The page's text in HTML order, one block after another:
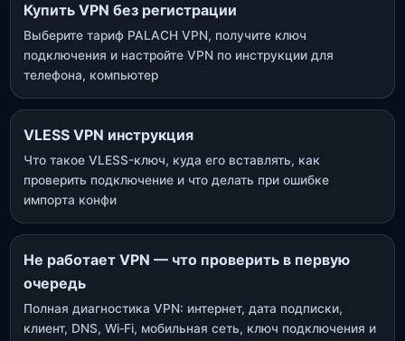
Купить VPN без регистрации
Выберите тариф PALACH VPN, получите ключ
подключения и настройте VPN по инструкции для
телефона, компьютер
VLESS VPN инструкция
Что такое VLESS-ключ, куда его вставлять, как
проверить подключение и что делать при ошибке
импорта конфи
Не работает VPN — что проверить в первую
очередь
Полная диагностика VPN: интернет, дата подписки,
клиент, DNS, Wi‑Fi, мобильная сеть, ключ подключения и